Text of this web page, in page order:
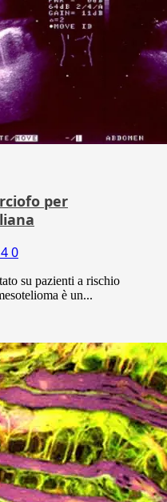
per
0
su pazienti a rischio
è un...